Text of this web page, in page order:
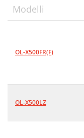
Modelli
OL-X500FR(F)
OL-X500LZ